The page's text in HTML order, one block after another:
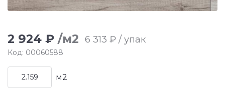
2 924 ₽ /м2 6 313 ₽ / упак
Код: 00060588
м2